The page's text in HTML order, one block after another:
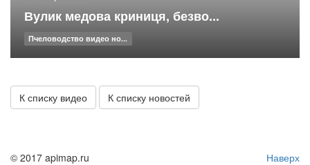
Вулик медова криниця, безво...
Пчеловодство видео но...
К списку видео К списку новостей
Наверх
© 2017 apimap.ru